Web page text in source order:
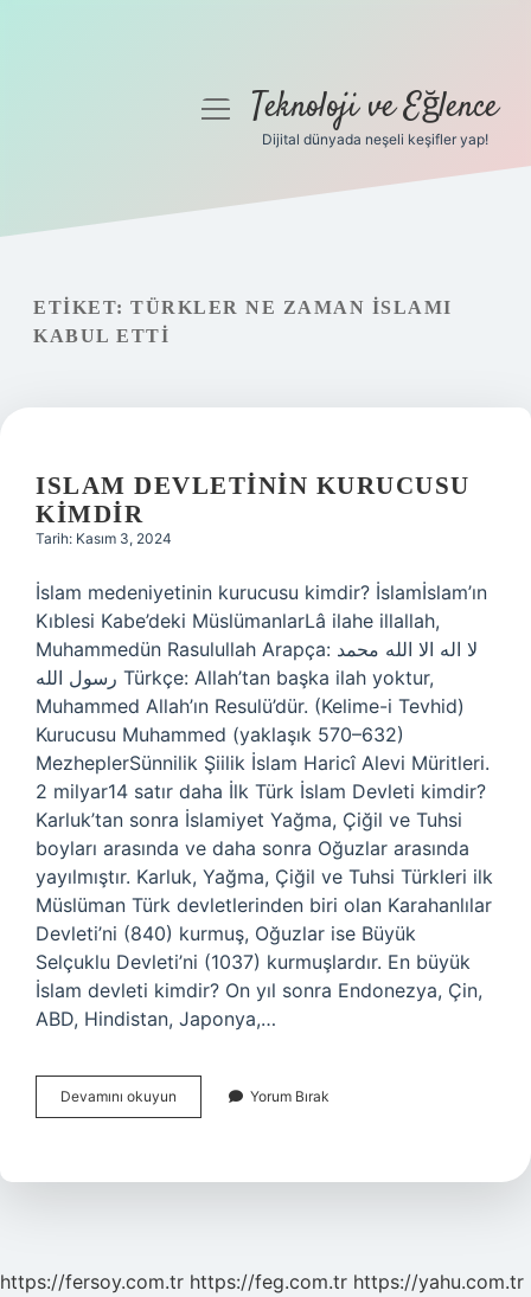
Gizlilik Politikası
Hakkımızda
menüyüTeknoloji ve Eğlence
Dijital dünyada neşeli keşifler yap!
ETIKET: TÜRKLER NE ZAMAN İSLAMI
KABUL ETTI
ISLAM DEVLETININ KURUCUSU
KIMDIR
Tarih: Kasım 3, 2024
İslam medeniyetinin kurucusu kimdir? İslamİslam’ın
Kıblesi Kabe’deki MüslümanlarLâ ilahe illallah,
Muhammedün Rasulullah Arapça: لا اله الا الله محمد
رسول الله Türkçe: Allah’tan başka ilah yoktur,
Muhammed Allah’ın Resulü’dür. (Kelime-i Tevhid)
Kurucusu Muhammed (yaklaşık 570–632)
MezheplerSünnilik Şiilik İslam Haricî Alevi Müritleri.
2 milyar14 satır daha İlk Türk İslam Devleti kimdir?
Karluk’tan sonra İslamiyet Yağma, Çiğil ve Tuhsi
boyları arasında ve daha sonra Oğuzlar arasında
yayılmıştır. Karluk, Yağma, Çiğil ve Tuhsi Türkleri ilk
Müslüman Türk devletlerinden biri olan Karahanlılar
Devleti’ni (840) kurmuş, Oğuzlar ise Büyük
Selçuklu Devleti’ni (1037) kurmuşlardır. En büyük
İslam devleti kimdir? On yıl sonra Endonezya, Çin,
ABD, Hindistan, Japonya,…
Devamını okuyun
Devletinin
Yorum Bırak
https://fersoy.com.tr https://feg.com.tr https://yahu.com.tr